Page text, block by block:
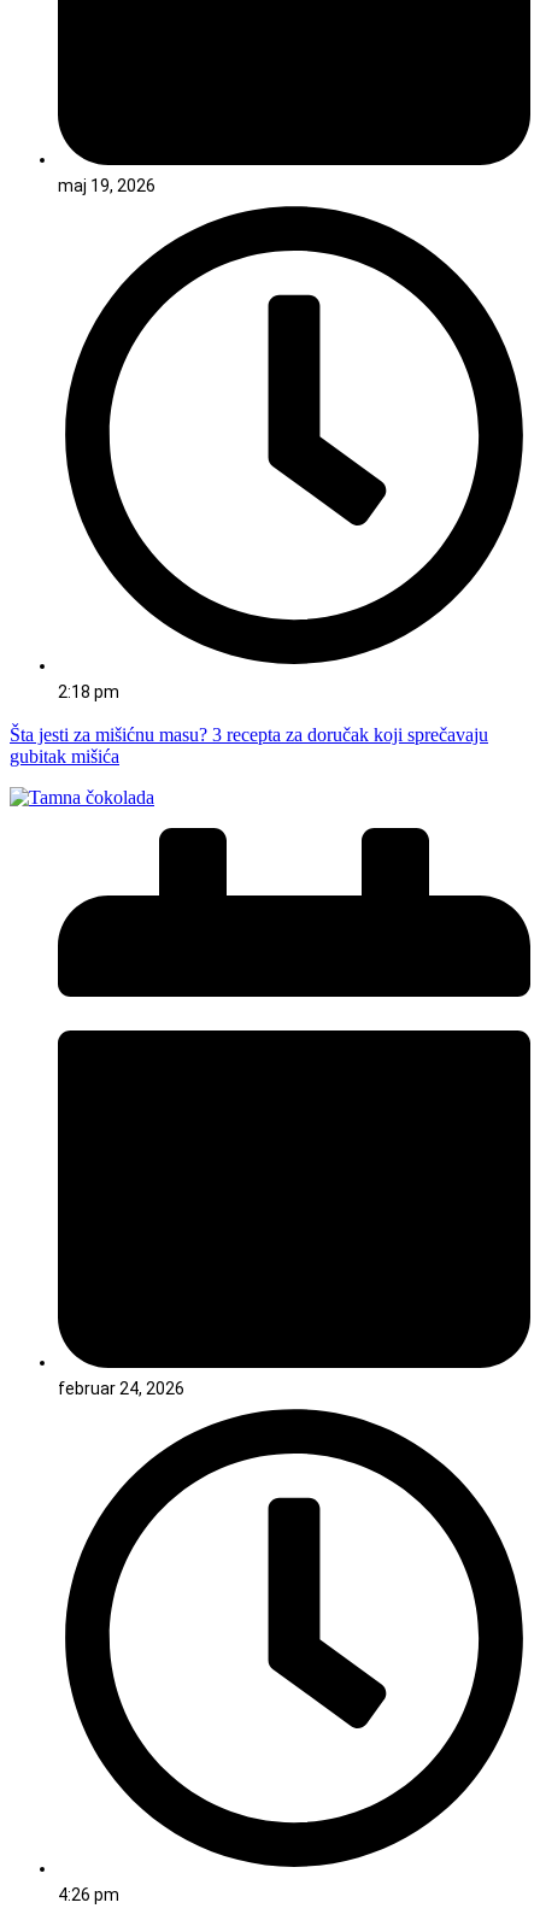
maj 19, 2026
2:18 pm
Šta jesti za mišićnu masu? 3 recepta za doručak koji sprečavaju
gubitak mišića
februar 24, 2026
4:26 pm